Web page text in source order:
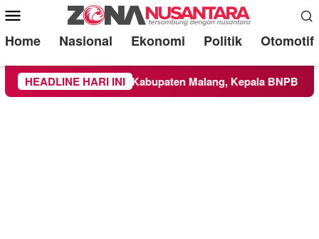
Mobile
Menu
Home Nasional Ekonomi Politik Otomotif
HEADLINE HARI INI
ke Wilayah Kabupaten Malang, Kepala BNPB Tinjau